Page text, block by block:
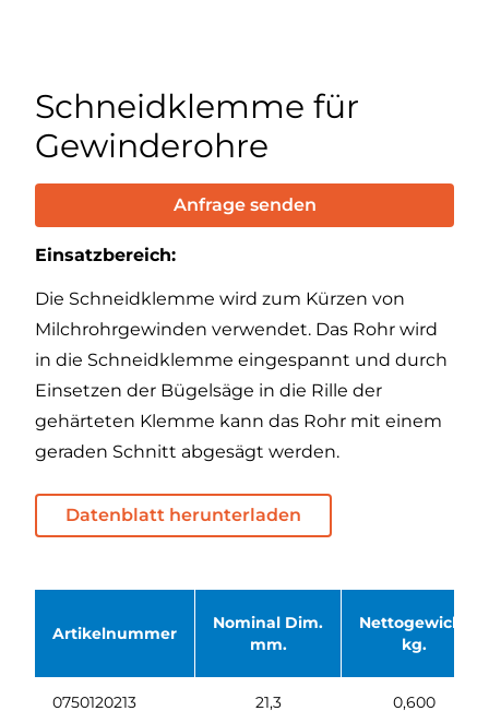
Schneidklemme für
Gewinderohre
Anfrage senden
Einsatzbereich:
Die Schneidklemme wird zum Kürzen von
Milchrohrgewinden verwendet. Das Rohr wird
in die Schneidklemme eingespannt und durch
Einsetzen der Bügelsäge in die Rille der
gehärteten Klemme kann das Rohr mit einem
geraden Schnitt abgesägt werden.
Datenblatt herunterladen
Artikelnummer
Nominal Dim.
mm.
Nettogewicht
kg.
0750120213 21,3 0,600